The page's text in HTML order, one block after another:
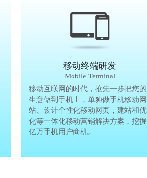
贸易网站制作
Trade Website
贸易型网站制作，主要侧重销售与推
广方面开发，做外贸的客户采用香港
服务器或国外服务器；做国内贸易
的，采用国内服务器，免费为客户完
善网站备案。
移动终端研发
Mobile Terminal
移动互联网的时代，抢先一步把您的
生意做到手机上，单独做手机移动网
站、设计个性化移动网页，建站和优
化等一体化移动营销解决方案，挖掘
亿万手机用户商机。